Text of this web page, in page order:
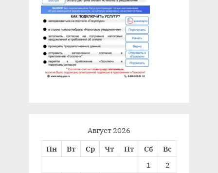
Август 2026
Пн
Вт Ср Чт Пт Сб
Вс
1
2